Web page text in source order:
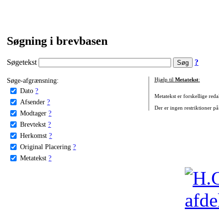
Søgning i brevbasen
Søgetekst ?
Søge-afgrænsning:
Dato ?
Afsender ?
Modtager ?
Brevtekst ?
Herkomst ?
Original Placering ?
Metatekst ?
Hjælp til Metatekst:
Metatekst er forskellige
Der er ingen restriktioner